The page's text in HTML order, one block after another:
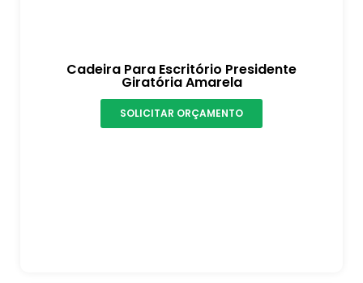
Cadeira Para Escritório Presidente
Giratória Amarela
SOLICITAR ORÇAMENTO